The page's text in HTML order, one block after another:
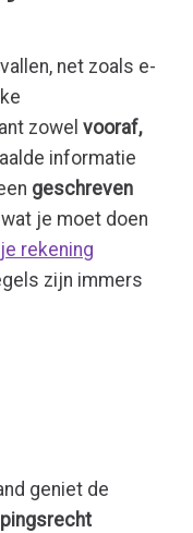
net zoals e-
zowel vooraf,
informatie
geschreven
je moet doen
rekening
zijn immers
geniet de